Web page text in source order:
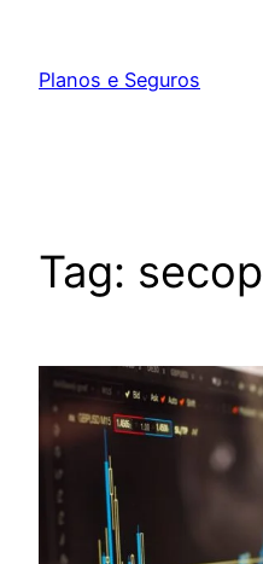
Planos e Seguros
Tag: secop